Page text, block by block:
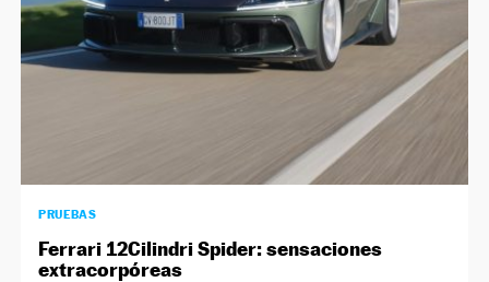
PRUEBAS
Ferrari 12Cilindri Spider: sensaciones
extracorpóreas